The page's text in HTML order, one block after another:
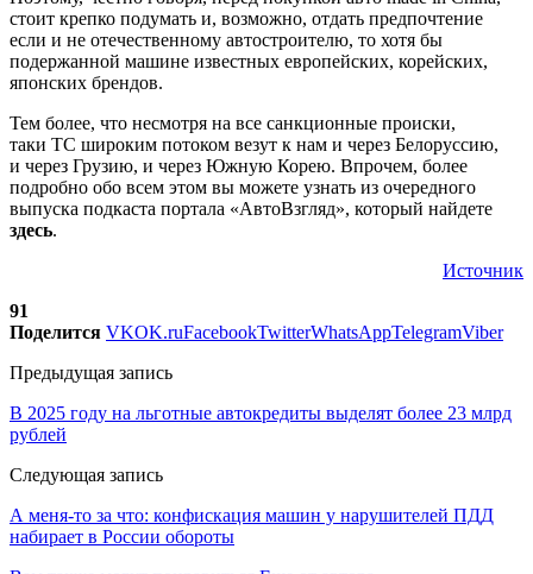
стоит крепко подумать и, возможно, отдать предпочтение
если и не отечественному автостроителю, то хотя бы
подержанной машине известных европейских, корейских,
японских брендов.
Тем более, что несмотря на все санкционные происки,
таки ТС широким потоком везут к нам и через Белоруссию,
и через Грузию, и через Южную Корею. Впрочем, более
подробно обо всем этом вы можете узнать из очередного
выпуска подкаста портала «АвтоВзгляд», который найдете
здесь.
Источник
91
Поделится VKOK.ruFacebookTwitterWhatsAppTelegramViber
Предыдущая запись
В 2025 году на льготные автокредиты выделят более 23 млрд
рублей
Следующая запись
А меня-то за что: конфискация машин у нарушителей ПДД
набирает в России обороты